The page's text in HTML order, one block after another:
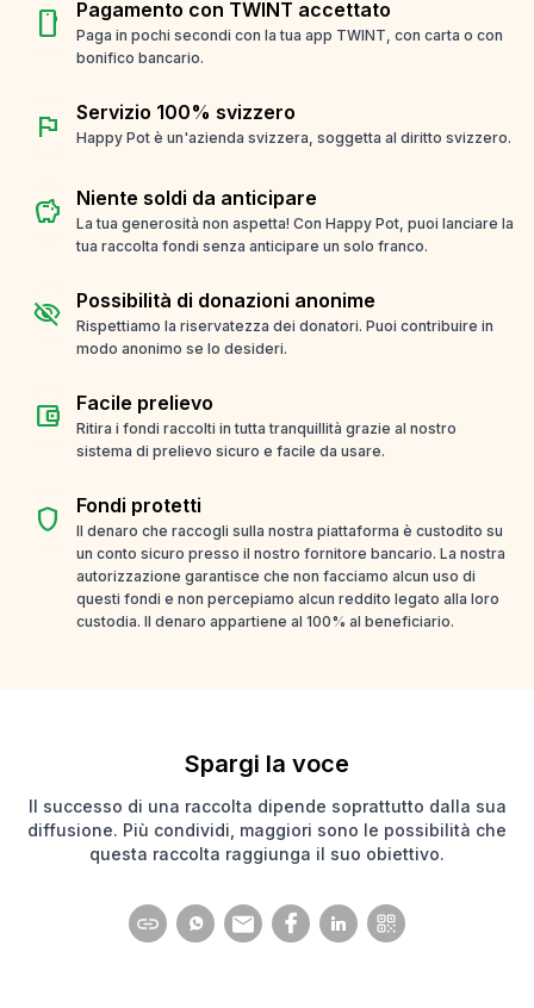
smartphone Pagamento con TWINT accettato
Paga in pochi secondi con la tua app TWINT, con carta o con
bonifico bancario.
flag Servizio 100% svizzero
Happy Pot è un'azienda svizzera, soggetta al diritto svizzero.
savings Niente soldi da anticipare
La tua generosità non aspetta! Con Happy Pot, puoi lanciare la
tua raccolta fondi senza anticipare un solo franco.
visibility_off Possibilità di donazioni anonime
Rispettiamo la riservatezza dei donatori. Puoi contribuire in
modo anonimo se lo desideri.
account_balance_wallet Facile prelievo
Ritira i fondi raccolti in tutta tranquillità grazie al nostro
sistema di prelievo sicuro e facile da usare.
shield Fondi protetti
Il denaro che raccogli sulla nostra piattaforma è custodito su
un conto sicuro presso il nostro fornitore bancario. La nostra
autorizzazione garantisce che non facciamo alcun uso di
questi fondi e non percepiamo alcun reddito legato alla loro
custodia. Il denaro appartiene al 100% al beneficiario.
Spargi la voce
Il successo di una raccolta dipende soprattutto dalla sua
diffusione. Più condividi, maggiori sono le possibilità che
questa raccolta raggiunga il suo obiettivo.